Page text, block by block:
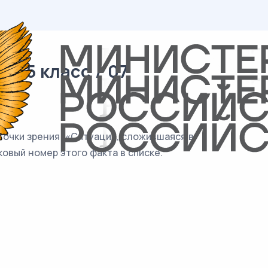
/ 5 класс / 07
зрения: «Ситуация, сложившаяся в
номер этого факта в списке.